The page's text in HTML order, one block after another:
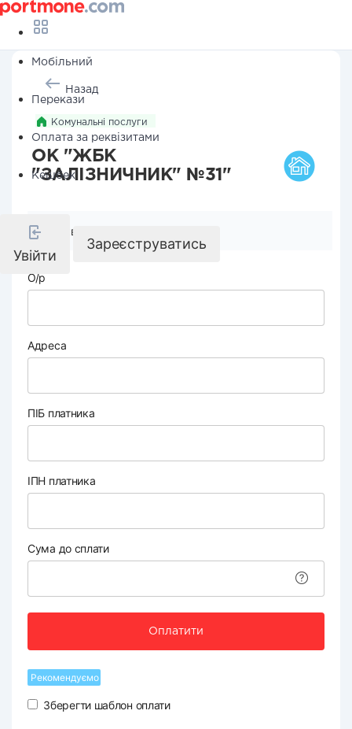
Мобільний
Перекази
Оплата за реквізитами
Кешбек
Увійти
Зареєструватись
Назад
Комунальні послуги
ОК "ЖБК
"ЗАЛІЗНИЧНИК" №31"
Реквізити компанії
О/р
Адреса
ПІБ платника
ІПН платника
Сума до сплати
Оплатити
Рекомендуємо
Зберегти шаблон оплати